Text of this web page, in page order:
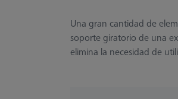
Una gran cantidad de
soporte giratorio de una
elimina la necesidad de